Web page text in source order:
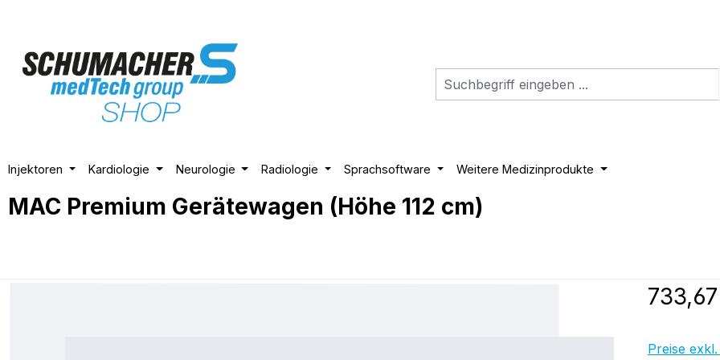
Injektoren Kardiologie Neurologie Radiologie Sprachsoftware Weitere Medizinprodukte
MAC Premium Gerätewagen (Höhe 112 cm)
Regulärer
Preise